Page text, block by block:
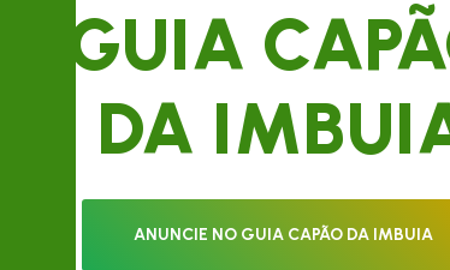
GUIA
DA
ANUNCIE NO GUIA CAPÃO DA IMBUIA